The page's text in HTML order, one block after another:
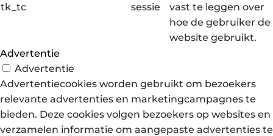
tk_tc sessie
vast te leggen over
hoe de gebruiker de
website gebruikt.
Advertentie
Advertentie
Advertentiecookies worden gebruikt om bezoekers
relevante advertenties en marketingcampagnes te
bieden. Deze cookies volgen bezoekers op websites en
verzamelen informatie om aangepaste advertenties te